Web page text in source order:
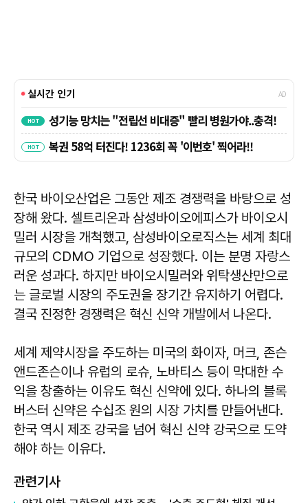
한국 바이오산업은 그동안 제조 경쟁력을 바탕으로 성
장해 왔다. 셀트리온과 삼성바이오에피스가 바이오시
밀러 시장을 개척했고, 삼성바이오로직스는 세계 최대
규모의 CDMO 기업으로 성장했다. 이는 분명 자랑스
러운 성과다. 하지만 바이오시밀러와 위탁생산만으로
는 글로벌 시장의 주도권을 장기간 유지하기 어렵다.
결국 진정한 경쟁력은 혁신 신약 개발에서 나온다.
세계 제약시장을 주도하는 미국의 화이자, 머크, 존슨
앤드존슨이나 유럽의 로슈, 노바티스 등이 막대한 수
익을 창출하는 이유도 혁신 신약에 있다. 하나의 블록
버스터 신약은 수십조 원의 시장 가치를 만들어낸다.
한국 역시 제조 강국을 넘어 혁신 신약 강국으로 도약
해야 하는 이유다.
관련기사